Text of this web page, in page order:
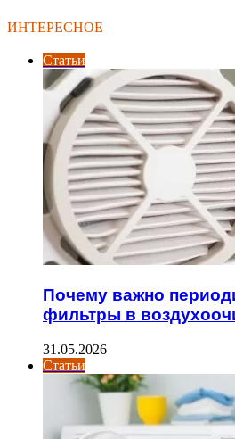
ИНТЕРЕСНОЕ
Статьи
Почему важно
фильтры в
31.05.2026
Статьи